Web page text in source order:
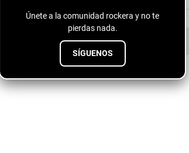
Únete a la comunidad rockera y no te
pierdas nada.
SÍGUENOS